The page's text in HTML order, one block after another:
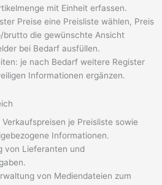
mit Einheit erfassen.
Preise eine Preisliste wählen, Preis
die gewünschte Ansicht
bei Bedarf ausfüllen.
je nach Bedarf weitere Register
Informationen ergänzen.
je Preisliste sowie
Informationen.
von Lieferanten und
von Mediendateien zum